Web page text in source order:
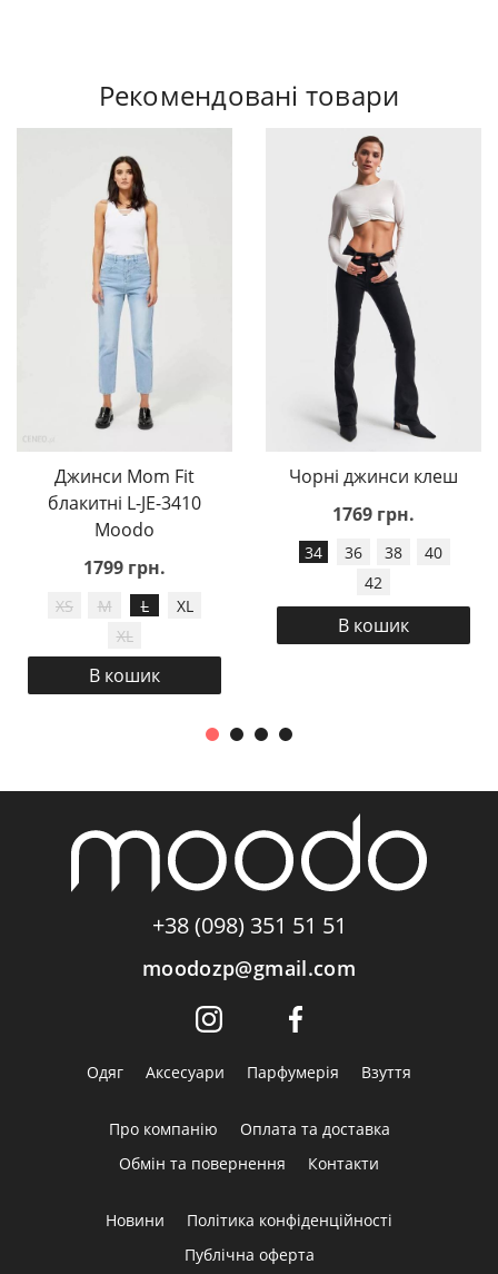
Рекомендовані товари
Джинси Mom Fit
блакитні L-JE-3410
Moodo
1799 грн.
XS M L
XL
XL
В кошик
Чорні джинси клеш
1769 грн.
34 36 38
40
42
В кошик
+38 (098) 351 51 51
moodozp@gmail.com
Одяг Аксесуари Парфумерія Взуття
Про компанію
Оплата та доставка
Обмін та повернення
Контакти
Новини
Політика конфіденційності
Публічна оферта